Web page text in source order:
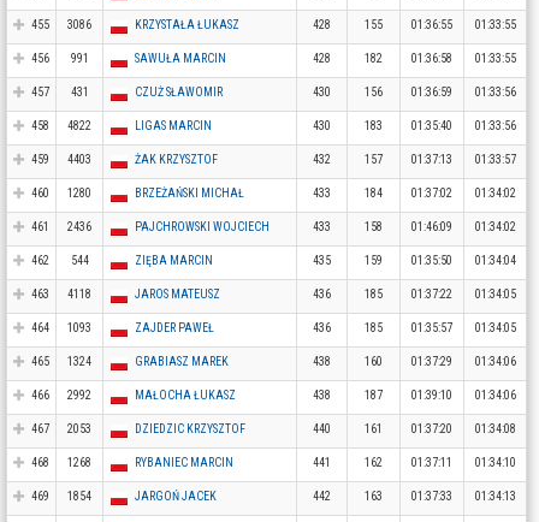
455 3086 KRZYSTAŁA ŁUKASZ 428 155 01:36:55 01:33:55
456 991 SAWUŁA MARCIN 428 182 01:36:58 01:33:55
457 431 CZUŻ SŁAWOMIR 430 156 01:36:59 01:33:56
458 4822 LIGAS MARCIN 430 183 01:35:40 01:33:56
459 4403 ŻAK KRZYSZTOF 432 157 01:37:13 01:33:57
460 1280 BRZEŻAŃSKI MICHAŁ 433 184 01:37:02 01:34:02
461 2436 PAJCHROWSKI WOJCIECH 433 158 01:46:09 01:34:02
462 544 ZIĘBA MARCIN 435 159 01:35:50 01:34:04
463 4118 JAROS MATEUSZ 436 185 01:37:22 01:34:05
464 1093 ZAJDER PAWEŁ 436 185 01:35:57 01:34:05
465 1324 GRABIASZ MAREK 438 160 01:37:29 01:34:06
466 2992 MAŁOCHA ŁUKASZ 438 187 01:39:10 01:34:06
467 2053 DZIEDZIC KRZYSZTOF 440 161 01:37:20 01:34:08
468 1268 RYBANIEC MARCIN 441 162 01:37:11 01:34:10
469 1854 JARGOŃ JACEK 442 163 01:37:33 01:34:13